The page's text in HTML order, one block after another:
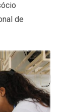
de